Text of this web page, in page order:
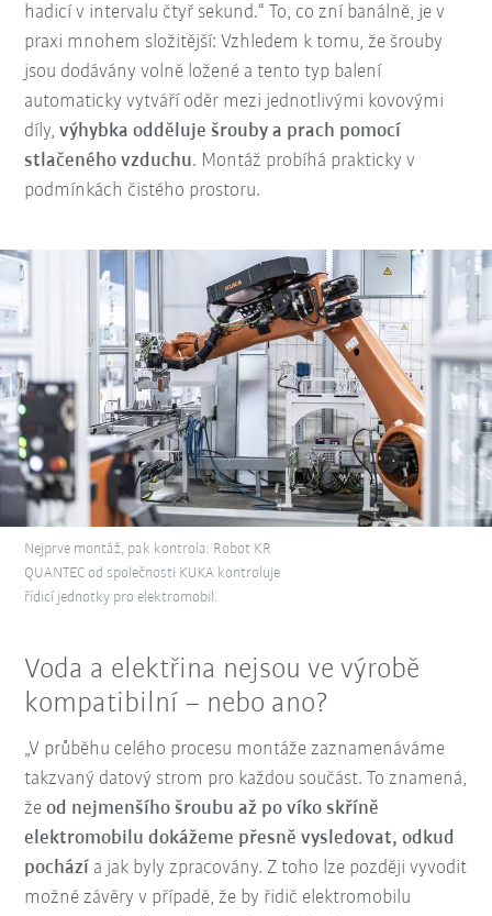
hadicí v intervalu čtyř sekund.“ To, co zní banálně, je v
praxi mnohem složitější: Vzhledem k tomu, že šrouby
jsou dodávány volně ložené a tento typ balení
automaticky vytváří oděr mezi jednotlivými kovovými
díly,výhybka odděluje šrouby a prach pomocí
stlačeného vzduchu. Montáž probíhá prakticky v
podmínkách čistého prostoru.
Nejprve montáž, pak kontrola: Robot KR
QUANTEC od společnosti KUKA kontroluje
řídicí jednotky pro elektromobil.
Voda a elektřina nejsou ve výrobě
kompatibilní – nebo ano?
„V průběhu celého procesu montáže zaznamenáváme
takzvaný datový strom pro každou součást. To znamená,
žeod nejmenšího šroubu až po víko skříně
elektromobilu dokážeme přesně vysledovat, odkud
pochází a jak byly zpracovány. Z toho lze později vyvodit
možné závěry v případě, že by řidič elektromobilu